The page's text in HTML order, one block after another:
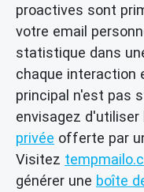
proactives sont
votre email
statistique dans
chaque interaction
principal n'est pas
envisagez d'utiliser
privée offerte par
Visitez
générer une boîte